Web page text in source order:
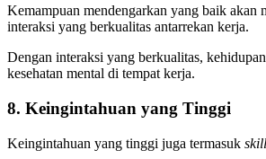
Kemampuan mendengarkan yang baik akan
interaksi yang berkualitas antarrekan kerja.
Dengan interaksi yang berkualitas,
kesehatan mental di tempat kerja.
8. Keingintahuan yang Tinggi
Keingintahuan yang tinggi juga termasuk skill